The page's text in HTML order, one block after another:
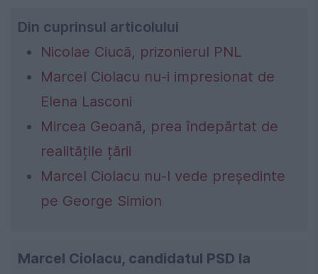
Din cuprinsul articolului
Nicolae Ciucă, prizonierul PNL
Marcel Ciolacu nu-i impresionat de
Elena Lasconi
Mircea Geoană, prea îndepărtat de
realitățile țării
Marcel Ciolacu nu-l vede președinte
pe George Simion
Marcel Ciolacu, candidatul PSD la